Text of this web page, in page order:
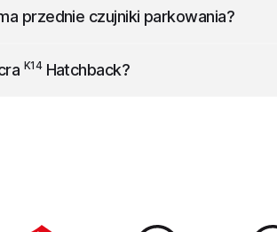
przednie czujniki parkowania?
K14Hatchback?